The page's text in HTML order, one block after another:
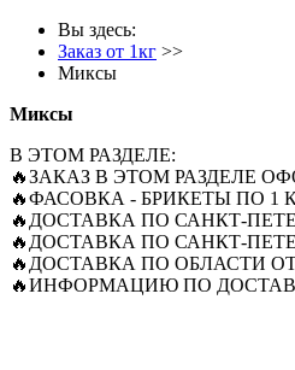
Вы здесь:
Заказ от 1кг >>
Миксы
Миксы
В ЭТОМ РАЗДЕЛЕ:
🔥ЗАКАЗ В ЭТОМ РАЗДЕЛЕ
🔥ФАСОВКА - БРИКЕТЫ ПО 1
🔥ДОСТАВКА ПО САНКТ-
🔥ДОСТАВКА ПО САНКТ-
🔥ДОСТАВКА ПО ОБЛАСТИ
🔥ИНФОРМАЦИЮ ПО